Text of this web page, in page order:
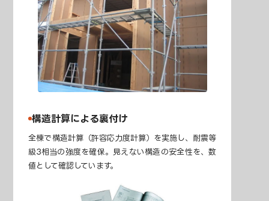
構造計算による裏付け
全棟で構造計算（許容応力度計算）を実施し、耐震等
級3相当の強度を確保。見えない構造の安全性を、数
値として確認しています。